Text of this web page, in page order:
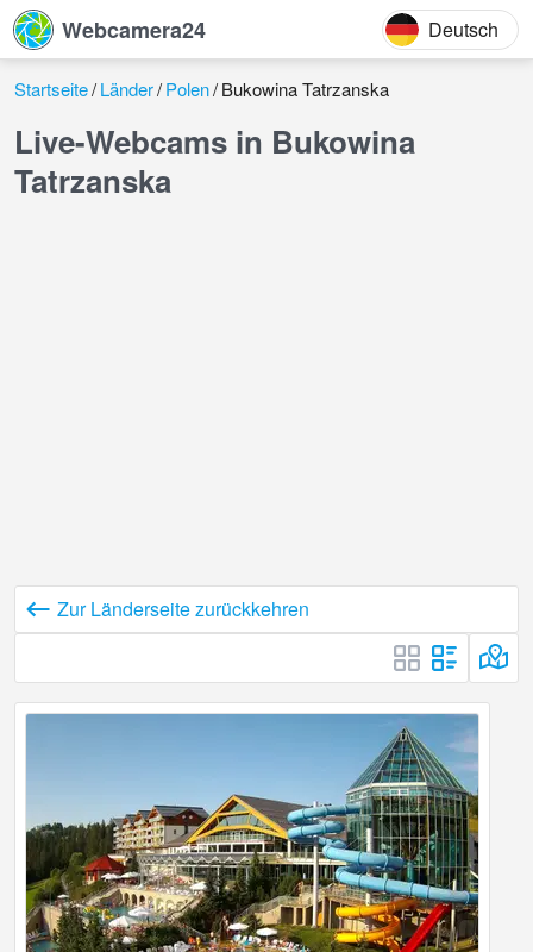
Webcamera24 Deutsch
Startseite Länder Polen Bukowina Tatrzanska
Live-Webcams in Bukowina
Tatrzanska
Zur Länderseite zurückkehren